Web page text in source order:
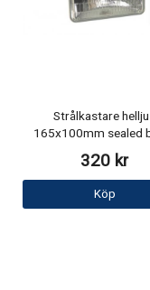
Strålkastare
165x100mm sealed
320 kr
Köp